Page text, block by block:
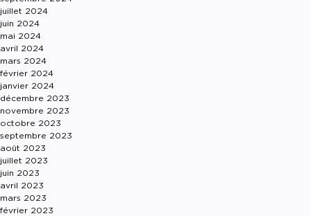
juillet 2024
juin 2024
mai 2024
avril 2024
mars 2024
février 2024
janvier 2024
décembre 2023
novembre 2023
octobre 2023
septembre 2023
août 2023
juillet 2023
juin 2023
avril 2023
mars 2023
février 2023